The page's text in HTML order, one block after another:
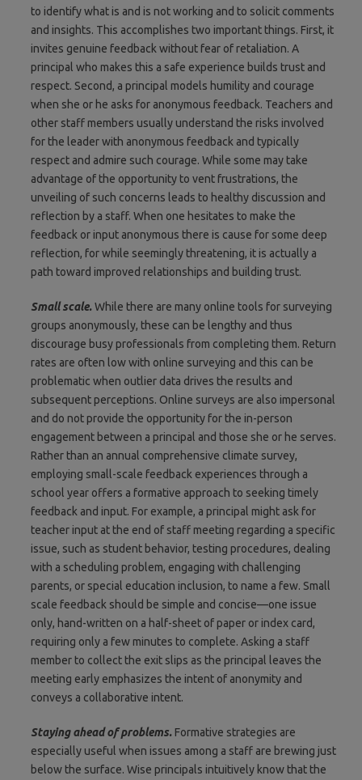
to identify what is and is not working and to solicit comments
and insights. This accomplishes two important things. First, it
invites genuine feedback without fear of retaliation. A
principal who makes this a safe experience builds trust and
respect. Second, a principal models humility and courage
when she or he asks for anonymous feedback. Teachers and
other staff members usually understand the risks involved
for the leader with anonymous feedback and typically
respect and admire such courage. While some may take
advantage of the opportunity to vent frustrations, the
unveiling of such concerns leads to healthy discussion and
reflection by a staff. When one hesitates to make the
feedback or input anonymous there is cause for some deep
reflection, for while seemingly threatening, it is actually a
path toward improved relationships and building trust.
Small scale.While there are many online tools for surveying
groups anonymously, these can be lengthy and thus
discourage busy professionals from completing them. Return
rates are often low with online surveying and this can be
problematic when outlier data drives the results and
subsequent perceptions. Online surveys are also impersonal
and do not provide the opportunity for the in-person
engagement between a principal and those she or he serves.
Rather than an annual comprehensive climate survey,
employing small-scale feedback experiences through a
school year offers a formative approach to seeking timely
feedback and input. For example, a principal might ask for
teacher input at the end of staff meeting regarding a specific
issue, such as student behavior, testing procedures, dealing
with a scheduling problem, engaging with challenging
parents, or special education inclusion, to name a few. Small
scale feedback should be simple and concise—one issue
only, hand-written on a half-sheet of paper or index card,
requiring only a few minutes to complete. Asking a staff
member to collect the exit slips as the principal leaves the
meeting early emphasizes the intent of anonymity and
conveys a collaborative intent.
Staying ahead of problems.Formative strategies are
especially useful when issues among a staff are brewing just
below the surface. Wise principals intuitively know that the